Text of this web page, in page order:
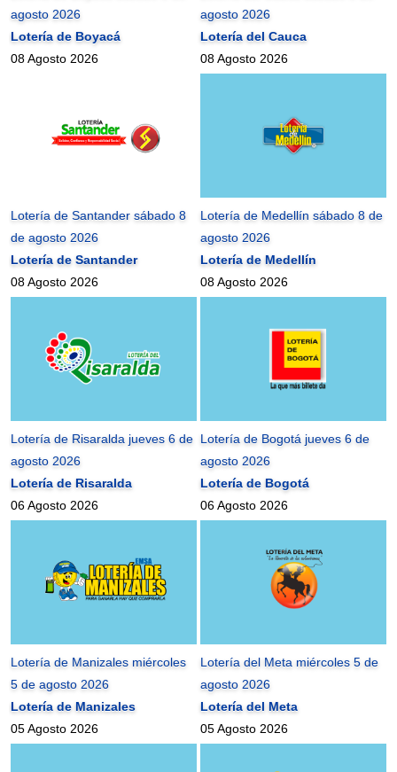
agosto 2026
Lotería de Boyacá
08 Agosto 2026
agosto 2026
Lotería del Cauca
08 Agosto 2026
Lotería de Santander sábado 8
de agosto 2026
Lotería de Santander
08 Agosto 2026
Lotería de Medellín sábado 8 de
agosto 2026
Lotería de Medellín
08 Agosto 2026
Lotería de Risaralda jueves 6 de
agosto 2026
Lotería de Risaralda
06 Agosto 2026
Lotería de Bogotá jueves 6 de
agosto 2026
Lotería de Bogotá
06 Agosto 2026
Lotería de Manizales miércoles
5 de agosto 2026
Lotería de Manizales
05 Agosto 2026
Lotería del Meta miércoles 5 de
agosto 2026
Lotería del Meta
05 Agosto 2026